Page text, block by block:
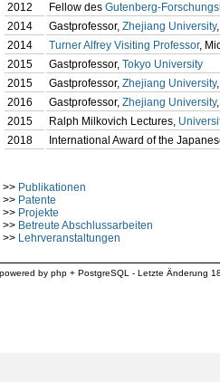
2012
Fellow desGutenberg-
2014
Gastprofessor,Zhejiang University
2014
Turner Alfrey Visiting Professor,
2015
Gastprofessor,Tokyo University
2015
Gastprofessor,Zhejiang University
2016
Gastprofessor,Zhejiang University
2015
Ralph Milkovich Lectures,
2018
International Award of the
>> Publikationen
>> Patente
>> Projekte
>> Betreute Abschlussarbeiten
>> Lehrveranstaltungen
powered by php + PostgreSQL - Letzte Änderung